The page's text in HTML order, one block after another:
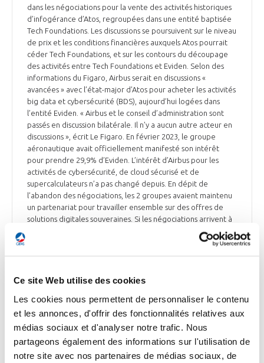
Ce site Web utilise des cookies
Les cookies nous permettent de personnaliser le contenu
et les annonces, d'offrir des fonctionnalités relatives aux
médias sociaux et d'analyser notre trafic. Nous
partageons également des informations sur l'utilisation de
notre site avec nos partenaires de médias sociaux, de
dans les négociations pour la vente des activités historiques
d’infogérance d’Atos, regroupées dans une entité baptisée
Tech Foundations. Les discussions se poursuivent sur le niveau
de prix et les conditions financières auxquels Atos pourrait
céder Tech Foundations, et sur les contours du découpage
des activités entre Tech Foundations et Eviden. Selon des
informations du Figaro, Airbus serait en discussions «
avancées » avec l’état-major d’Atos pour acheter les activités
big data et cybersécurité (BDS), aujourd’hui logées dans
l’entité Eviden. « Airbus et le conseil d’administration sont
passés en discussion bilatérale. Il n’y a aucun autre acteur en
discussions », écrit Le Figaro. En février 2023, le groupe
aéronautique avait officiellement manifesté son intérêt
pour prendre 29,9% d’Eviden. L’intérêt d’Airbus pour les
activités de cybersécurité, de cloud sécurisé et de
supercalculateurs n’a pas changé depuis. En dépit de
l’abandon des négociations, les 2 groupes avaient maintenu
un partenariat pour travailler ensemble sur des offres de
solutions digitales souveraines. Si les négociations arrivent à
leur terme, elles devront être validée par une assemblée
générale extraordinaire, promise aux actionnaires pour
Le Figaro du 15 décembre
INDUSTRIE
Livraison du 100ème TBM 960 de Daher